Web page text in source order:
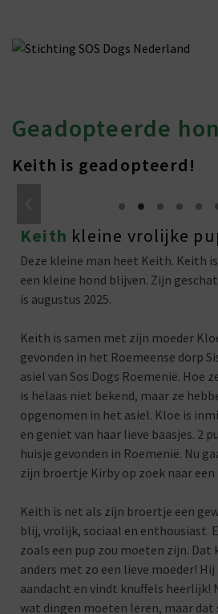
Geadopteerde
Keith is geadopteerd!
Keith kleine vrolijke
Deze kleine man heet Keith. Keith
een kleine hond blijven. Zijn
is augustus 2025.
Keith is samen met zijn moeder
gevonden in het Roemeense dorp
asiel van Sos Dogs Roemenië. Hoe
is helaas niet bekend, maar ze
opgenomen in het asiel. Kloe is
en geniet van haar lieve baasjes. 2
huisje gevonden in Roemenië. Nu
zijn broertje Kirby op zoek naar
Keith is net als zijn broertje een
blij, vrolijk, sociaal en enthousiast.
zoals een pup zou moeten zijn. Dat
anders met zo een lieve moeder!
aandacht en vindt knuffels heerlijk!
wat dingen moeten leren, maar dat